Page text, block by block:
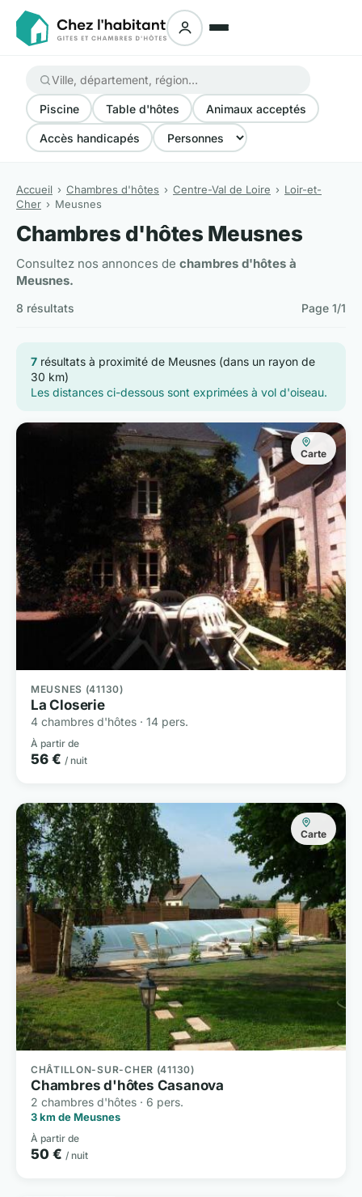
Piscine Table d'hôtes Animaux acceptés
Accès handicapés
Accueil Chambres d'hôtes Centre-Val de Loire
Loir-et-
Cher
Meusnes
Chambres d'hôtes Meusnes
Consultez nos annonces de chambres d'hôtes à
Meusnes.
8 résultats Page 1/1
7 résultats à proximité de Meusnes (dans un rayon de
30 km)
Les distances ci-dessous sont exprimées à vol d'oiseau.
Carte
MEUSNES (41130)
La Closerie
4 chambres d'hôtes · 14 pers.
À partir de
56 € / nuit
Carte
CHÂTILLON-SUR-CHER (41130)
Chambres d'hôtes Casanova
2 chambres d'hôtes · 6 pers.
3 km de Meusnes
À partir de
50 € / nuit